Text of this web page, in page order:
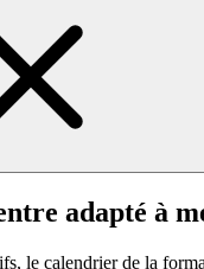
adapté à
le calendrier de la